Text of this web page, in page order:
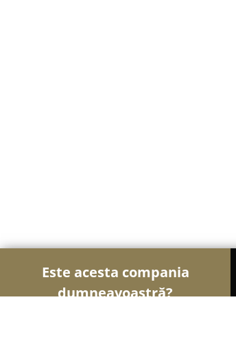
Este acesta compania
dumneavoastră?